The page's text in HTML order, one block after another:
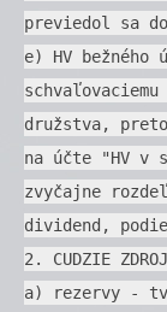
previedol sa
e) HV bežného
družstva,
na účte "HV v
zvyčajne
dividend,
2. CUDZIE
a) rezervy -